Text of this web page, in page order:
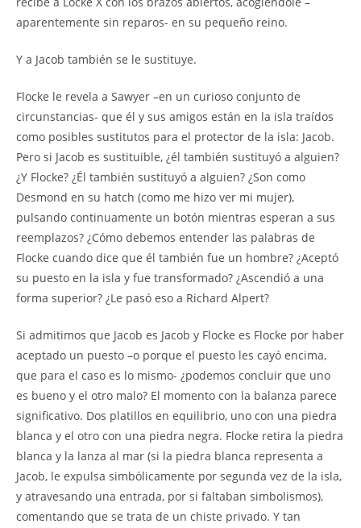
aparentemente sin reparos- en su pequeño reino.
Y a Jacob también se le sustituye.
Flocke le revela a Sawyer –en un curioso conjunto de
circunstancias- que él y sus amigos están en la isla traídos
como posibles sustitutos para el protector de la isla: Jacob.
Pero si Jacob es sustituible, ¿él también sustituyó a alguien?
¿Y Flocke? ¿Él también sustituyó a alguien? ¿Son como
Desmond en su hatch (como me hizo ver mi mujer),
pulsando continuamente un botón mientras esperan a sus
reemplazos? ¿Cómo debemos entender las palabras de
Flocke cuando dice que él también fue un hombre? ¿Aceptó
su puesto en la isla y fue transformado? ¿Ascendió a una
forma superior? ¿Le pasó eso a Richard Alpert?
Si admitimos que Jacob es Jacob y Flocke es Flocke por haber
aceptado un puesto –o porque el puesto les cayó encima,
que para el caso es lo mismo- ¿podemos concluir que uno
es bueno y el otro malo? El momento con la balanza parece
significativo. Dos platillos en equilibrio, uno con una piedra
blanca y el otro con una piedra negra. Flocke retira la piedra
blanca y la lanza al mar (si la piedra blanca representa a
Jacob, le expulsa simbólicamente por segunda vez de la isla,
y atravesando una entrada, por si faltaban simbolismos),
comentando que se trata de un chiste privado. Y tan